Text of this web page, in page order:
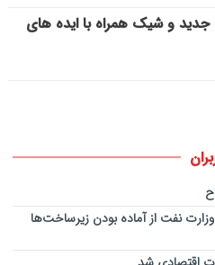
جدید و شیک همراه با ایده های
نفت از آماده بودن زیرساخت‌ها